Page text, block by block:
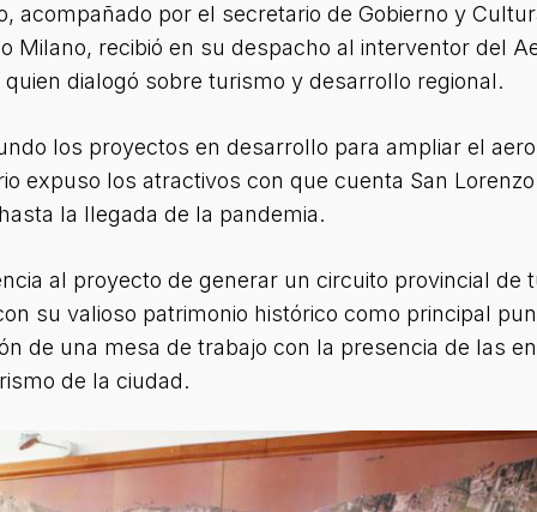
acompañado por el secretario de Gobierno y
Milano, recibió en su despacho al interventor del
dialogó sobre turismo y desarrollo regional.
los proyectos en desarrollo para ampliar el
expuso los atractivos con que cuenta San
la llegada de la pandemia.
al proyecto de generar un circuito provincial de
su valioso patrimonio histórico como principal
de una mesa de trabajo con la presencia de las
de la ciudad.